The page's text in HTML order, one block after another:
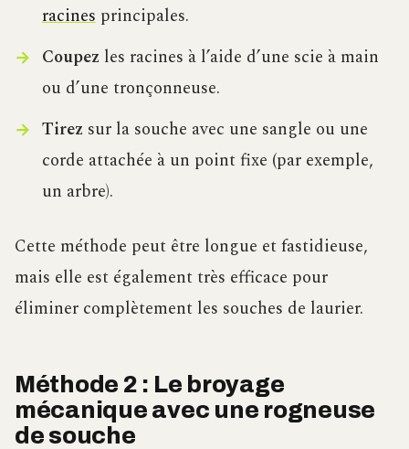
racinesprincipales.
Coupez les racines à l’aide d’une scie à main
ou d’une tronçonneuse.
Tirez sur la souche avec une sangle ou une
corde attachée à un point fixe (par exemple,
un arbre).
Cette méthode peut être longue et fastidieuse,
mais elle est également très efficace pour
éliminer complètement les souches de laurier.
Méthode 2 : Le broyage
mécanique avec une rogneuse
de souche